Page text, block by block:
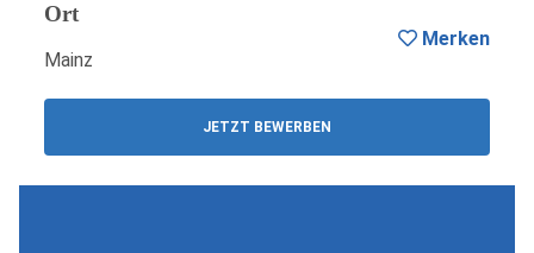
Ort
Mainz
JETZT BEWERBEN
Merken